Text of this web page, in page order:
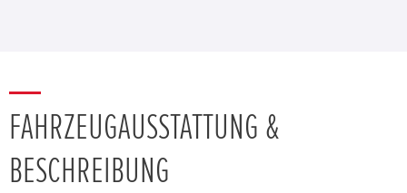
FAHRZEUGAUSSTATTUNG &
BESCHREIBUNG